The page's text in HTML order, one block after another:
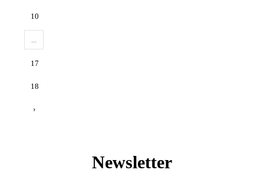
10
...
17
18
›
Newsletter